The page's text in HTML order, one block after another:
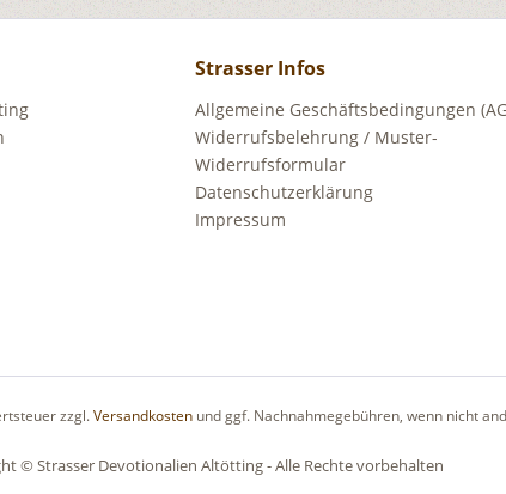
Strasser Infos
Allgemeine Geschäftsbedingungen
Widerrufsbelehrung / Muster-
Widerrufsformular
Datenschutzerklärung
Impressum
zzgl.Versandkostenund ggf. Nachnahmegebühren, wenn nicht
© Strasser Devotionalien Altötting - Alle Rechte vorbehalten